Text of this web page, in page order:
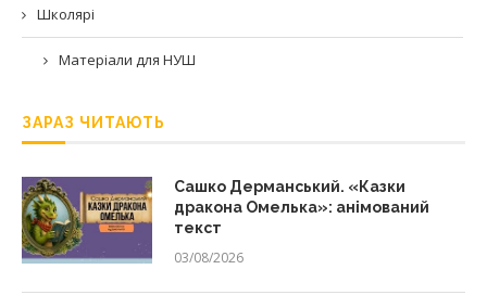
Школярі
Матеріали для НУШ
ЗАРАЗ ЧИТАЮТЬ
Сашко Дерманський. «Казки
дракона Омелька»: анімований
текст
03/08/2026